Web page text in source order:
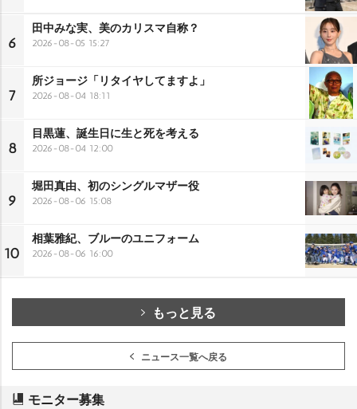
6
田中みな実、美のカリスマ自称？
2026-08-05 15:27
7
所ジョージ「リタイヤしてますよ」
2026-08-04 18:11
8
目黒蓮、誕生日に生と死を考える
2026-08-04 12:00
9
堀田真由、初のシングルマザー役
2026-08-06 15:08
10
相葉雅紀、ブルーのユニフォーム
2026-08-06 16:00
もっと見る
ニュース一覧へ戻る
モニター募集